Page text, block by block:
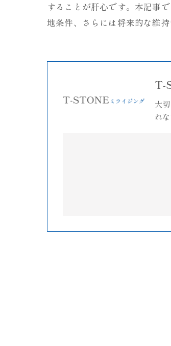
することが肝心です。本記事
地条件、さらには将来的な維
T-
大
れ